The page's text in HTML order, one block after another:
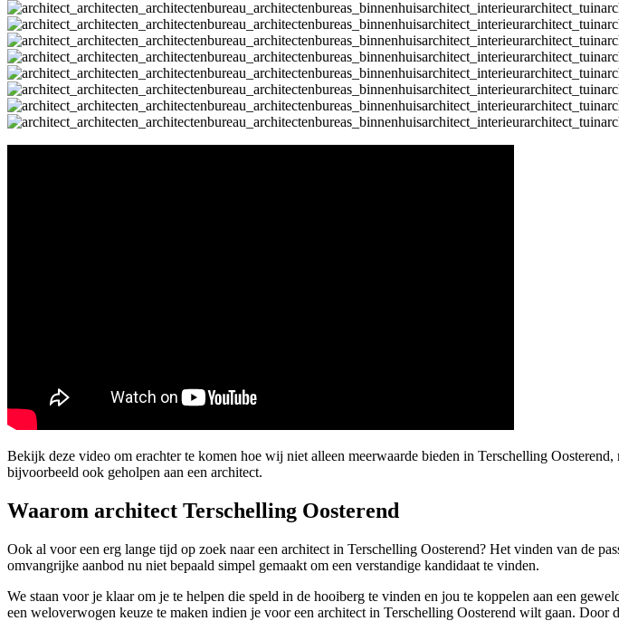
Bekijk deze video om erachter te komen hoe wij niet alleen meerwaarde bieden in Terschelling
bijvoorbeeld ook geholpen aan een architect.
Waarom architect Terschelling Oosterend
Ook al voor een erg lange tijd op zoek naar een architect in Terschelling Oosterend? Het vinden van de
omvangrijke aanbod nu niet bepaald simpel gemaakt om een verstandige kandidaat te vinden.
We staan voor je klaar om je te helpen die speld in de hooiberg te vinden en jou te koppelen aan een
een weloverwogen keuze te maken indien je voor een architect in Terschelling Oosterend wilt gaan. Door